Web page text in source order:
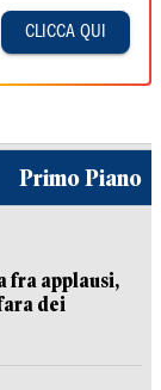
CLICCA QUI
Primo Piano
fra applausi,
dei